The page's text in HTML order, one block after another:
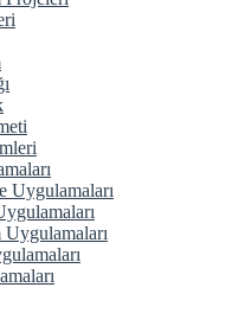
Uygulamaları